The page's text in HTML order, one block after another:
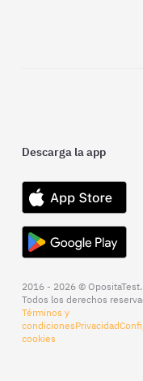
Descarga la app
2016 - 2026 © OpositaTest.
Todos los derechos
Términos y
condicionesPrivacidad
cookies